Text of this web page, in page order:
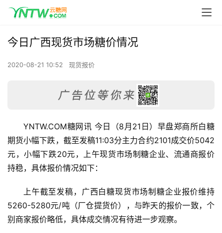
今日广西现货市场糖价情况
2020-08-21 10:52 现货报价
YNTW.COM糖网讯 今日（8月21日）早盘郑商所白糖
期货小幅下跌，截至发稿11:03分主力合约2101成交价5042
元，小幅下跌20元，上午现货市场制糖企业、流通商报价
持稳，具体报价情况如下：
上午截至发稿，广西白糖现货市场制糖企业报价维持
5260-5280元/吨（厂仓提货价），与昨天的报价一致，个
别商家报价略低，具体成交情况有待进一步观察。